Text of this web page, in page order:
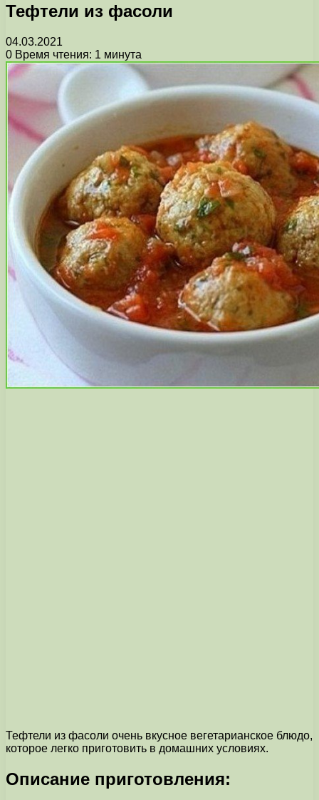
Тефтели из фасоли
04.03.2021
0 Время чтения: 1 минута
Тефтели из фасоли очень вкусное вегетарианское блюдо,
которое легко приготовить в домашних условиях.
Описание приготовления: